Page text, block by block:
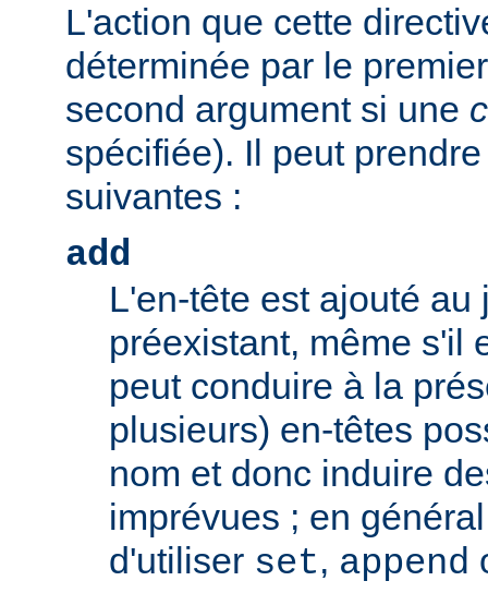
L'action que cette
déterminée par le
second argument si une
spécifiée). Il peut
suivantes :
add
L'en-tête est ajouté au
préexistant, même s'il
peut conduire à la
plusieurs) en-têtes
nom et donc induire
imprévues ; en
d'utiliser set, append